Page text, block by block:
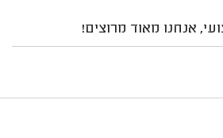
אנחנו מאוד מרוצים!